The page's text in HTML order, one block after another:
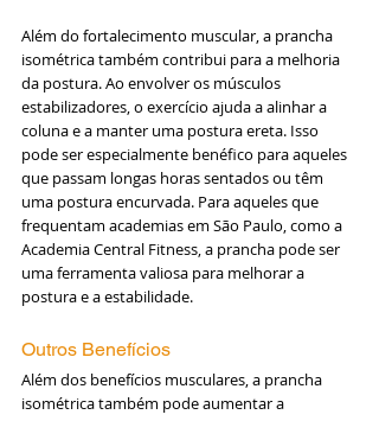
Além do fortalecimento muscular, a prancha
isométrica também contribui para a melhoria
da postura. Ao envolver os músculos
estabilizadores, o exercício ajuda a alinhar a
coluna e a manter uma postura ereta. Isso
pode ser especialmente benéfico para aqueles
que passam longas horas sentados ou têm
uma postura encurvada. Para aqueles que
frequentam academias em São Paulo, como a
Academia Central Fitness, a prancha pode ser
uma ferramenta valiosa para melhorar a
postura e a estabilidade.
Outros Benefícios
Além dos benefícios musculares, a prancha
isométrica também pode aumentar a